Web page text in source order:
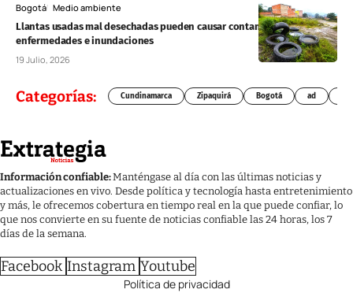
Bogotá Medio ambiente
Llantas usadas mal desechadas pueden causar contaminación,
enfermedades e inundaciones
19 Julio, 2026
Categorías: Cundinamarca Zipaquirá Bogotá ad
Información confiable:Manténgase al día con las últimas noticias y
actualizaciones en vivo. Desde política y tecnología hasta entretenimiento
y más, le ofrecemos cobertura en tiempo real en la que puede confiar, lo
que nos convierte en su fuente de noticias confiable las 24 horas, los 7
días de la semana.
Facebook Instagram Youtube
Política de privacidad